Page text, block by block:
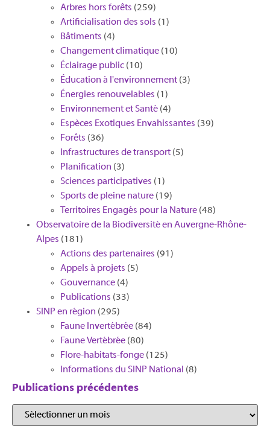
Arbres hors forêts (259)
Artificialisation des sols (1)
Bâtiments (4)
Changement climatique (10)
Éclairage public (10)
Éducation à l'environnement (3)
Énergies renouvelables (1)
Environnement et Santé (4)
Espèces Exotiques Envahissantes (39)
Forêts (36)
Infrastructures de transport (5)
Planification (3)
Sciences participatives (1)
Sports de pleine nature (19)
Territoires Engagés pour la Nature (48)
Observatoire de la Biodiversité en Auvergne-Rhône-
Alpes (181)
Actions des partenaires (91)
Appels à projets (5)
Gouvernance (4)
Publications (33)
SINP en région (295)
Faune Invertébrée (84)
Faune Vertébrée (80)
Flore-habitats-fonge (125)
Informations du SINP National (8)
Publications précédentes